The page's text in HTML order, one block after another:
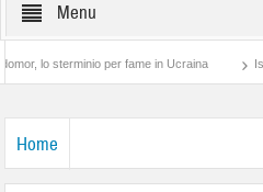
Menu
per fame in Ucraina Israele, il
Home